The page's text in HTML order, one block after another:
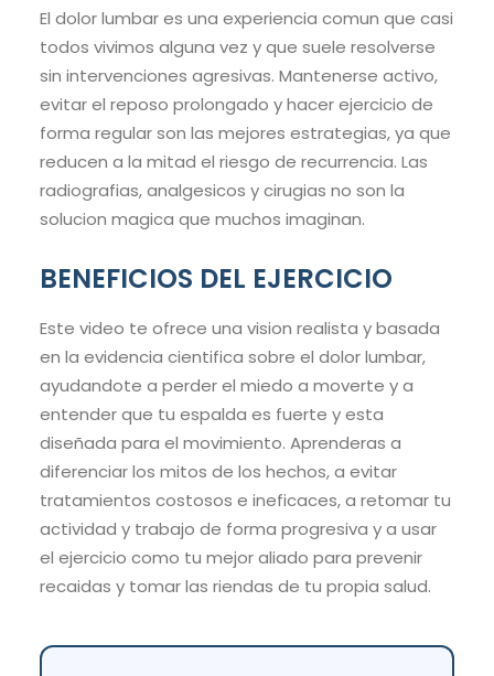
El dolor lumbar es una experiencia comun que casi
todos vivimos alguna vez y que suele resolverse
sin intervenciones agresivas. Mantenerse activo,
evitar el reposo prolongado y hacer ejercicio de
forma regular son las mejores estrategias, ya que
reducen a la mitad el riesgo de recurrencia. Las
radiografias, analgesicos y cirugias no son la
solucion magica que muchos imaginan.
BENEFICIOS DEL EJERCICIO
Este video te ofrece una vision realista y basada
en la evidencia cientifica sobre el dolor lumbar,
ayudandote a perder el miedo a moverte y a
entender que tu espalda es fuerte y esta
diseñada para el movimiento. Aprenderas a
diferenciar los mitos de los hechos, a evitar
tratamientos costosos e ineficaces, a retomar tu
actividad y trabajo de forma progresiva y a usar
el ejercicio como tu mejor aliado para prevenir
recaidas y tomar las riendas de tu propia salud.